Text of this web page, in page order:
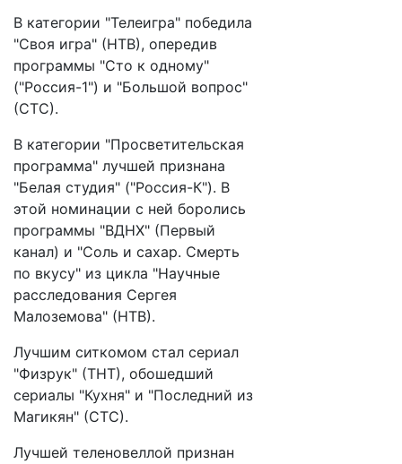
В категории "Телеигра" победила
"Своя игра" (НТВ), опередив
программы "Сто к одному"
("Россия-1") и "Большой вопрос"
(СТС).
В категории "Просветительская
программа" лучшей признана
"Белая студия" ("Россия-К"). В
этой номинации с ней боролись
программы "ВДНХ" (Первый
канал) и "Соль и сахар. Смерть
по вкусу" из цикла "Научные
расследования Сергея
Малоземова" (НТВ).
Лучшим ситкомом стал сериал
"Физрук" (ТНТ), обошедший
сериалы "Кухня" и "Последний из
Магикян" (СТС).
Лучшей теленовеллой признан